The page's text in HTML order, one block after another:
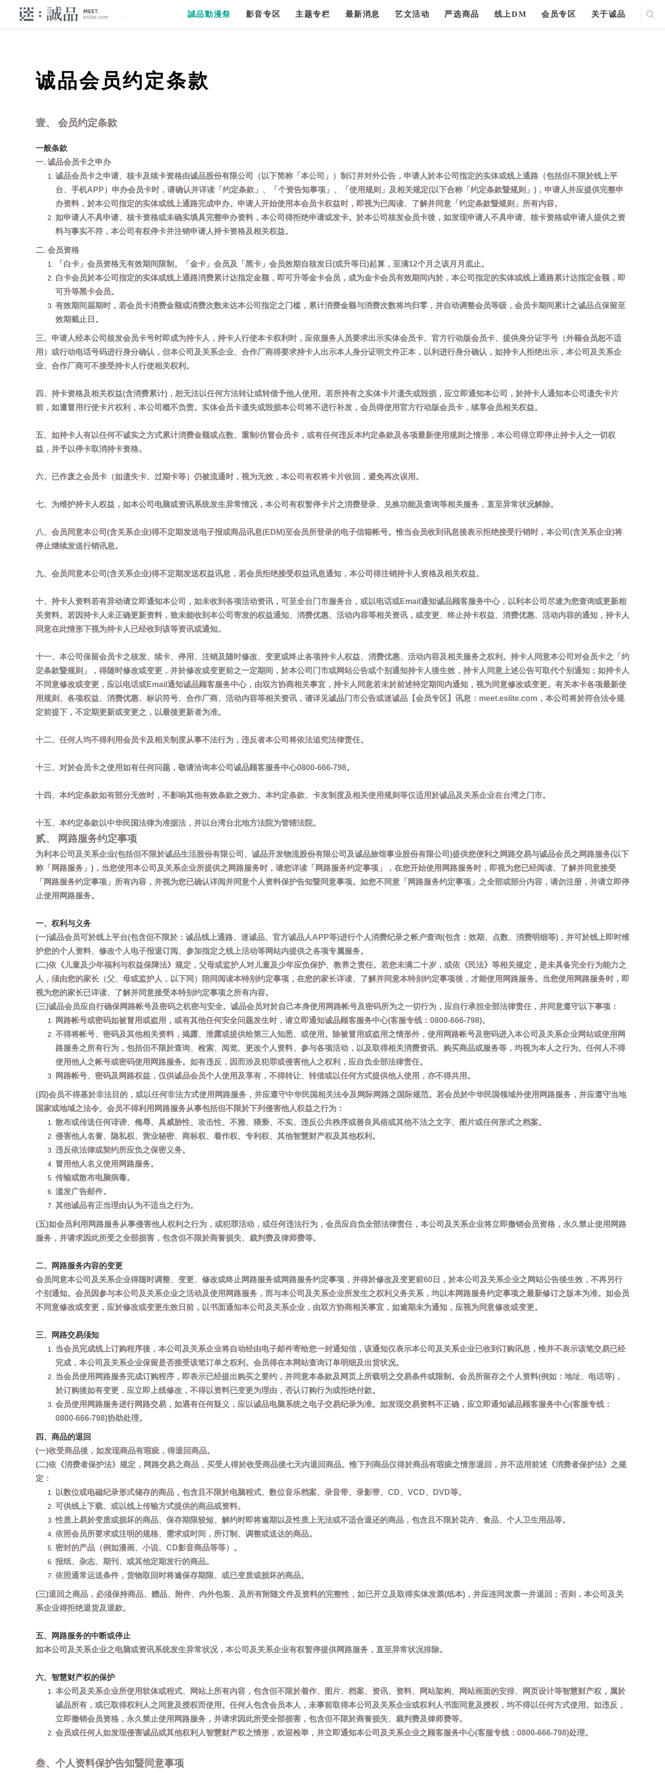
誠品動漫祭 影音专区 主题专栏 最新消息 艺文活动 严选商品 线上DM 会员专区 关于诚品
诚品会员约定条款
壹、 会员约定条款
一般条款
一. 诚品会员卡之申办
诚品会员卡之申请、核卡及续卡资格由诚品股份有限公司（以下简称「本公司」）制订并对外公告，申请人於本公司指定的实体或线上通路（包括但不限於线上平
台、手机APP）申办会员卡时，请确认并详读「约定条款」、「个资告知事项」、「使用规则」及相关规定(以下合称「约定条款暨规则」)，申请人并应提供完整申
办资料，於本公司指定的实体或线上通路完成申办。申请人开始使用本会员卡权益时，即视为已阅读、了解并同意「约定条款暨规则」所有内容。
如申请人不具申请、核卡资格或未确实填具完整申办资料，本公司得拒绝申请或发卡。於本公司核发会员卡後，如发现申请人不具申请、核卡资格或申请人提供之资
料与事实不符，本公司有权停卡并注销申请人持卡资格及相关权益。
二. 会员资格
「白卡」会员资格无有效期间限制。「金卡」会员及「黑卡」会员效期自核发日(或升等日)起算，至满12个月之该月月底止。
白卡会员於本公司指定的实体或线上通路消费累计达指定金额，即可升等金卡会员，成为金卡会员有效期间内於，本公司指定的实体或线上通路累计达指定金额，即
可升等黑卡会员。
有效期间届期时，若会员卡消费金额或消费次数未达本公司指定之门槛，累计消费金额与消费次数将均归零，并自动调整会员等级，会员卡期间累计之诚品点保留至
效期截止日。
三、申请人经本公司核发会员卡号时即成为持卡人，持卡人行使本卡权利时，应依服务人员要求出示实体会员卡、官方行动版会员卡、提供身分证字号（外籍会员恕不适
用）或行动电话号码进行身分确认，但本公司及关系企业、合作厂商得要求持卡人出示本人身分证明文件正本，以利进行身分确认，如持卡人拒绝出示，本公司及关系企
业、合作厂商可不接受持卡人行使相关权利。
四、持卡资格及相关权益(含消费累计)，恕无法以任何方法转让或转借予他人使用。若所持有之实体卡片遗失或毁损，应立即通知本公司，於持卡人通知本公司遗失卡片
前，如遭冒用行使卡片权利，本公司概不负责。实体会员卡遗失或毁损本公司将不进行补发，会员得使用官方行动版会员卡，续享会员相关权益。
五、如持卡人有以任何不诚实之方式累计消费金额或点数、重制/仿冒会员卡，或有任何违反本约定条款及各项最新使用规则之情形，本公司得立即停止持卡人之一切权
益，并予以停卡取消持卡资格。
六、已作废之会员卡（如遗失卡、过期卡等）仍被流通时，视为无效，本公司有权将卡片收回，避免再次误用。
七、为维护持卡人权益，如本公司电脑或资讯系统发生异常情况，本公司有权暂停卡片之消费登录、兑换功能及查询等相关服务，直至异常状况解除。
八、会员同意本公司(含关系企业)得不定期发送电子报或商品讯息(EDM)至会员所登录的电子信箱帐号。惟当会员收到讯息後表示拒绝接受行销时，本公司(含关系企业)将
停止继续发送行销讯息。
九、会员同意本公司(含关系企业)得不定期发送权益讯息，若会员拒绝接受权益讯息通知，本公司得注销持卡人资格及相关权益。
十、持卡人资料若有异动请立即通知本公司，如未收到各项活动资讯，可至全台门市服务台，或以电话或Email通知诚品顾客服务中心，以利本公司尽速为您查询或更新相
关资料。若因持卡人未正确更新资料，致未能收到本公司寄发的权益通知、消费优惠、活动内容等相关资讯，或变更、终止持卡权益、消费优惠、活动内容的通知，持卡人
同意在此情形下视为持卡人已经收到该等资讯或通知。
十一、本公司保留会员卡之核发、续卡、停用、注销及随时修改、变更或终止各项持卡人权益、消费优惠、活动内容及相关服务之权利。持卡人同意本公司对会员卡之「约
定条款暨规则」，得随时修改或变更，并於修改或变更前之一定期间，於本公司门市或网站公告或个别通知持卡人後生效，持卡人同意上述公告可取代个别通知；如持卡人
不同意修改或变更，应以电话或Email通知诚品顾客服务中心，由双方协商相关事宜，持卡人同意若未於前述特定期间内通知，视为同意修改或变更。有关本卡各项最新使
用规则、各项权益、消费优惠、标识符号、合作厂商、活动内容等相关资讯，请详见诚品门市公告或迷诚品【会员专区】讯息：meet.eslite.com，本公司将於符合法令规
定前提下，不定期更新或变更之，以最後更新者为准。
十二、任何人均不得利用会员卡及相关制度从事不法行为，违反者本公司将依法追究法律责任。
十三、对於会员卡之使用如有任何问题，敬请洽询本公司诚品顾客服务中心0800-666-798。
十四、本约定条款如有部分无效时，不影响其他有效条款之效力。本约定条款、卡友制度及相关使用规则等仅适用於诚品及关系企业在台湾之门市。
十五、本约定条款以中华民国法律为准据法，并以台湾台北地方法院为管辖法院。
贰、 网路服务约定事项
为利本公司及关系企业(包括但不限於诚品生活股份有限公司、诚品开发物流股份有限公司及诚品旅馆事业股份有限公司)提供您便利之网路交易与诚品会员之网路服务(以下
称「网路服务」)，当您使用本公司及关系企业所提供之网路服务时，请您详读「网路服务约定事项」，在您开始使用网路服务时，即视为您已经阅读、了解并同意接受
「网路服务约定事项」所有内容，并视为您已确认详阅并同意个人资料保护告知暨同意事项。如您不同意「网路服务约定事项」之全部或部分内容，请勿注册，并请立即停
止使用网路服务。
一、权利与义务
(一)诚品会员可於线上平台(包含但不限於：诚品线上通路、迷诚品、官方诚品人APP等)进行个人消费纪录之帐户查询(包含：效期、点数、消费明细等)，并可於线上即时维
护您的个人资料、修改个人电子报退订阅、参加指定之线上活动等网站内提供之各项专属服务。
(二)依《儿童及少年福利与权益保障法》规定，父母或监护人对儿童及少年应负保护、教养之责任。若您未满二十岁，或依《民法》等相关规定，是未具备完全行为能力之
人，须由您的家长（父、母或监护人，以下同）陪同阅读本特别约定事项，在您的家长详读、了解并同意本特别约定事项後，才能使用网路服务。当您使用网路服务时，即
视为您的家长已详读、了解并同意接受本特别约定事项之所有内容。
(三)诚品会员应自行确保网路帐号及密码之机密与安全。诚品会员对於自己本身使用网路帐号及密码所为之一切行为，应自行承担全部法律责任，并同意遵守以下事项：
网路帐号或密码如被冒用或盗用，或有其他任何安全问题发生时，请立即通知诚品顾客服务中心(客服专线：0800-666-798)。
不得将帐号、密码及其他相关资料，揭露、泄露或提供给第三人知悉、或使用。除被冒用或盗用之情形外，使用网路帐号及密码进入本公司及关系企业网站或使用网
路服务之所有行为，包括但不限於查询、检索、阅览、更改个人资料、参与各项活动，以及取得相关消费资讯、购买商品或服务等，均视为本人之行为。任何人不得
使用他人之帐号或密码使用网路服务。如有违反，因而涉及犯罪或侵害他人之权利，应自负全部法律责任。
网路帐号、密码及网路权益，仅供诚品会员个人使用及享有，不得转让、转借或以任何方式提供他人使用，亦不得共用。
(四)会员不得基於非法目的，或以任何非法方式使用网路服务，并应遵守中华民国相关法令及网际网路之国际规范。若会员於中华民国领域外使用网路服务，并应遵守当地
国家或地域之法令。会员不得利用网路服务从事包括但不限於下列侵害他人权益之行为：
散布或传送任何诽谤、侮辱、具威胁性、攻击性、不雅、猥亵、不实、违反公共秩序或善良风俗或其他不法之文字、图片或任何形式之档案。
侵害他人名誉、隐私权、营业秘密、商标权、着作权、专利权、其他智慧财产权及其他权利。
违反依法律或契约所应负之保密义务。
冒用他人名义使用网路服务。
传输或散布电脑病毒。
滥发广告邮件。
其他诚品有正当理由认为不适当之行为。
(五)如会员利用网路服务从事侵害他人权利之行为，或犯罪活动，或任何违法行为，会员应自负全部法律责任，本公司及关系企业将立即撤销会员资格，永久禁止使用网路
服务，并请求因此所受之全部损害，包含但不限於商誉损失、裁判费及律师费等。
二、网路服务内容的变更
会员同意本公司及关系企业得随时调整、变更、修改或终止网路服务或网路服务约定事项，并得於修改及变更前60日，於本公司及关系企业之网站公告後生效，不再另行
个别通知。会员因参与本公司及关系企业之活动及使用网路服务，而与本公司及关系企业所发生之权利义务关系，均以本网路服务约定事项之最新修订之版本为准。如会员
不同意修改或变更，应於修改或变更生效日前，以书面通知本公司及关系企业，由双方协商相关事宜，如逾期未为通知，应视为同意修改或变更。
三、网路交易须知
当会员完成线上订购程序後，本公司及关系企业将自动经由电子邮件寄给您一封通知信，该通知仅表示本公司及关系企业已收到订购讯息，惟并不表示该笔交易已经
完成，本公司及关系企业保留是否接受该笔订单之权利。会员得在本网站查询订单明细及出货状况。
当会员使用网路服务完成订购程序，即表示已经提出购买之要约，并同意本条款及网页上所载明之交易条件或限制。会员所留存之个人资料(例如：地址、电话等)，
於订购後如有变更，应立即上线修改，不得以资料已变更为理由，否认订购行为或拒绝付款。
会员使用网路服务进行网路交易，如遇有任何疑义，应以诚品电脑系统之电子交易纪录为准。如发现交易资料不正确，应立即通知诚品顾客服务中心(客服专线：
0800-666-798)协助处理。
四、商品的退回
(一)收受商品後，如发现商品有瑕疵，得退回商品。
(二)依《消费者保护法》规定，网路交易之商品，买受人得於收受商品後七天内退回商品。惟下列商品仅得於商品有瑕疵之情形退回，并不适用前述《消费者保护法》之规
定：
以数位或电磁纪录形式储存的商品，包含且不限於电脑程式、数位音乐档案、录音带、录影带、CD、VCD、DVD等。
可供线上下载、或以线上传输方式提供的商品或资料。
性质上易於变质或损坏的商品、保存期限较短、解约时即将逾期以及性质上无法或不适合退还的商品，包含且不限於花卉、食品、个人卫生用品等。
依照会员所要求或注明的规格、需求或时间，所订制、调整或送达的商品。
密封的产品（例如漫画、小说、CD影音商品等等）。
报纸、杂志、期刊、或其他定期发行的商品。
依照通常运送条件，货物取回时将逾保存期限、或已变质或损坏的商品。
(三)退回之商品，必须保持商品、赠品、附件、内外包装、及所有附随文件及资料的完整性，如已开立及取得实体发票(纸本)，并应连同发票一并退回；否则，本公司及关
系企业得拒绝退货及退款。
五、网路服务的中断或停止
如本公司及关系企业之电脑或资讯系统发生异常状况，本公司及关系企业有权暂停提供网路服务，直至异常状况排除。
六、智慧财产权的保护
本公司及关系企业所使用软体或程式、网站上所有内容，包含但不限於着作、图片、档案、资讯、资料、网站架构、网站画面的安排、网页设计等智慧财产权，属於
诚品所有，或已取得权利人之同意及授权而使用。任何人包含会员本人，未事前取得本公司及关系企业或权利人书面同意及授权，均不得以任何方式使用。如违反，
立即撤销会员资格，永久禁止使用网路服务，并请求因此所受全部损害，包含但不限於商誉损失、裁判费及律师费等。
会员或任何人如发现侵害诚品或其他权利人智慧财产权之情形，欢迎检举，并立即通知本公司及关系企业之顾客服务中心(客服专线：0800-666-798)处理。
叁、个人资料保护告知暨同意事项